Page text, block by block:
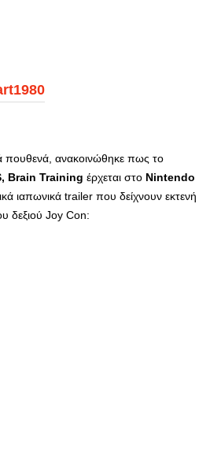
πουθενά, ανακοινώθηκε πως το
Brain Training έρχεται στο Nintendo
ιαπωνικά trailer που δείχνουν εκτενή
δεξιού Joy Con: